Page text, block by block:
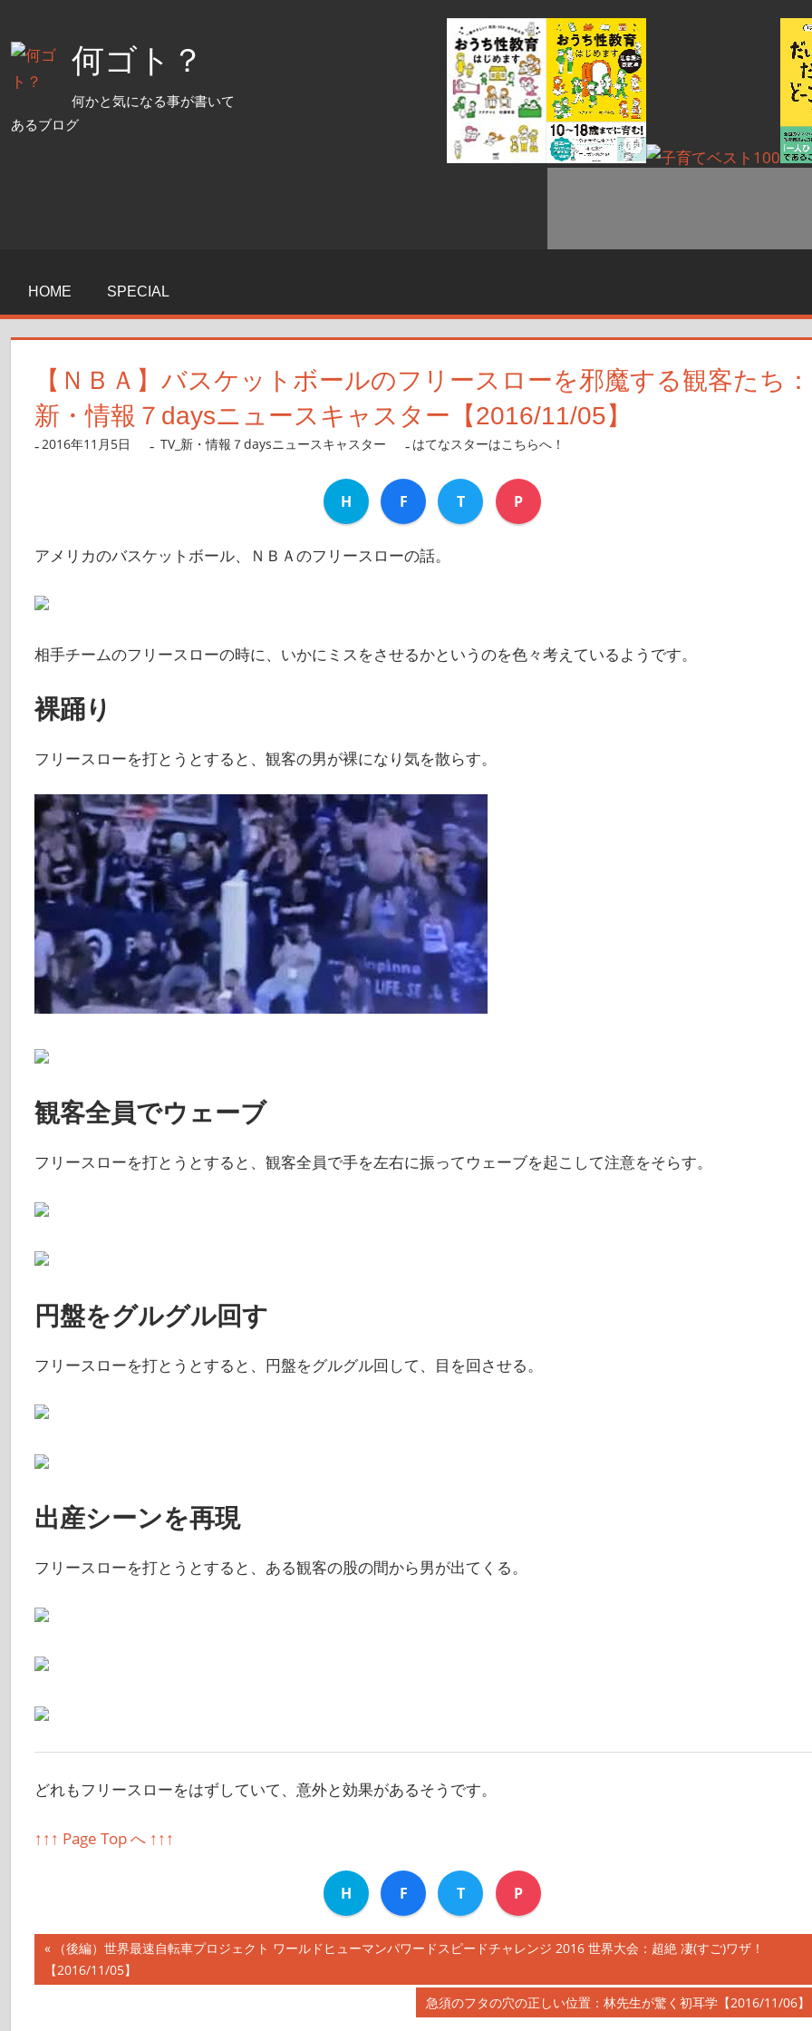
ン
ツ
何ゴト？
何かと気になる事が書いて
あるブログ
HOME SPECIAL
【ＮＢＡ】バスケットボールのフリースローを邪魔する観客たち：
新・情報７daysニュースキャスター【2016/11/05】
2016年11月5日 nanigoto
TV_新・情報７daysニュースキャスター はてなスターはこちらへ！
H F T P
アメリカのバスケットボール、ＮＢＡのフリースローの話。
相手チームのフリースローの時に、いかにミスをさせるかというのを色々考えているようです。
裸踊り
フリースローを打とうとすると、観客の男が裸になり気を散らす。
観客全員でウェーブ
フリースローを打とうとすると、観客全員で手を左右に振ってウェーブを起こして注意をそらす。
円盤をグルグル回す
フリースローを打とうとすると、円盤をグルグル回して、目を回させる。
出産シーンを再現
フリースローを打とうとすると、ある観客の股の間から男が出てくる。
どれもフリースローをはずしていて、意外と効果があるそうです。
↑↑↑ Page Top へ ↑↑↑
H F T P
投
前
の
（後編）世界最速自転車プロジェクト ワールドヒューマンパワードスピードチャレンジ 2016 世界大会：超絶 凄(すご)ワザ！
【2016/11/05】
次
急須のフタの穴の正しい位置：林先生が驚く初耳学【2016/11/06】